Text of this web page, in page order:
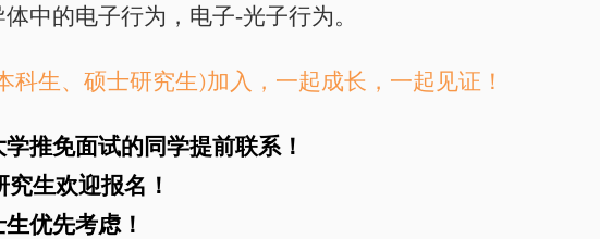
中的电子行为，电子-光子行为。
科生、硕士研究生)加入，一起成长，一起见证！
推免面试的同学提前联系！
生欢迎报名！
优先考虑！